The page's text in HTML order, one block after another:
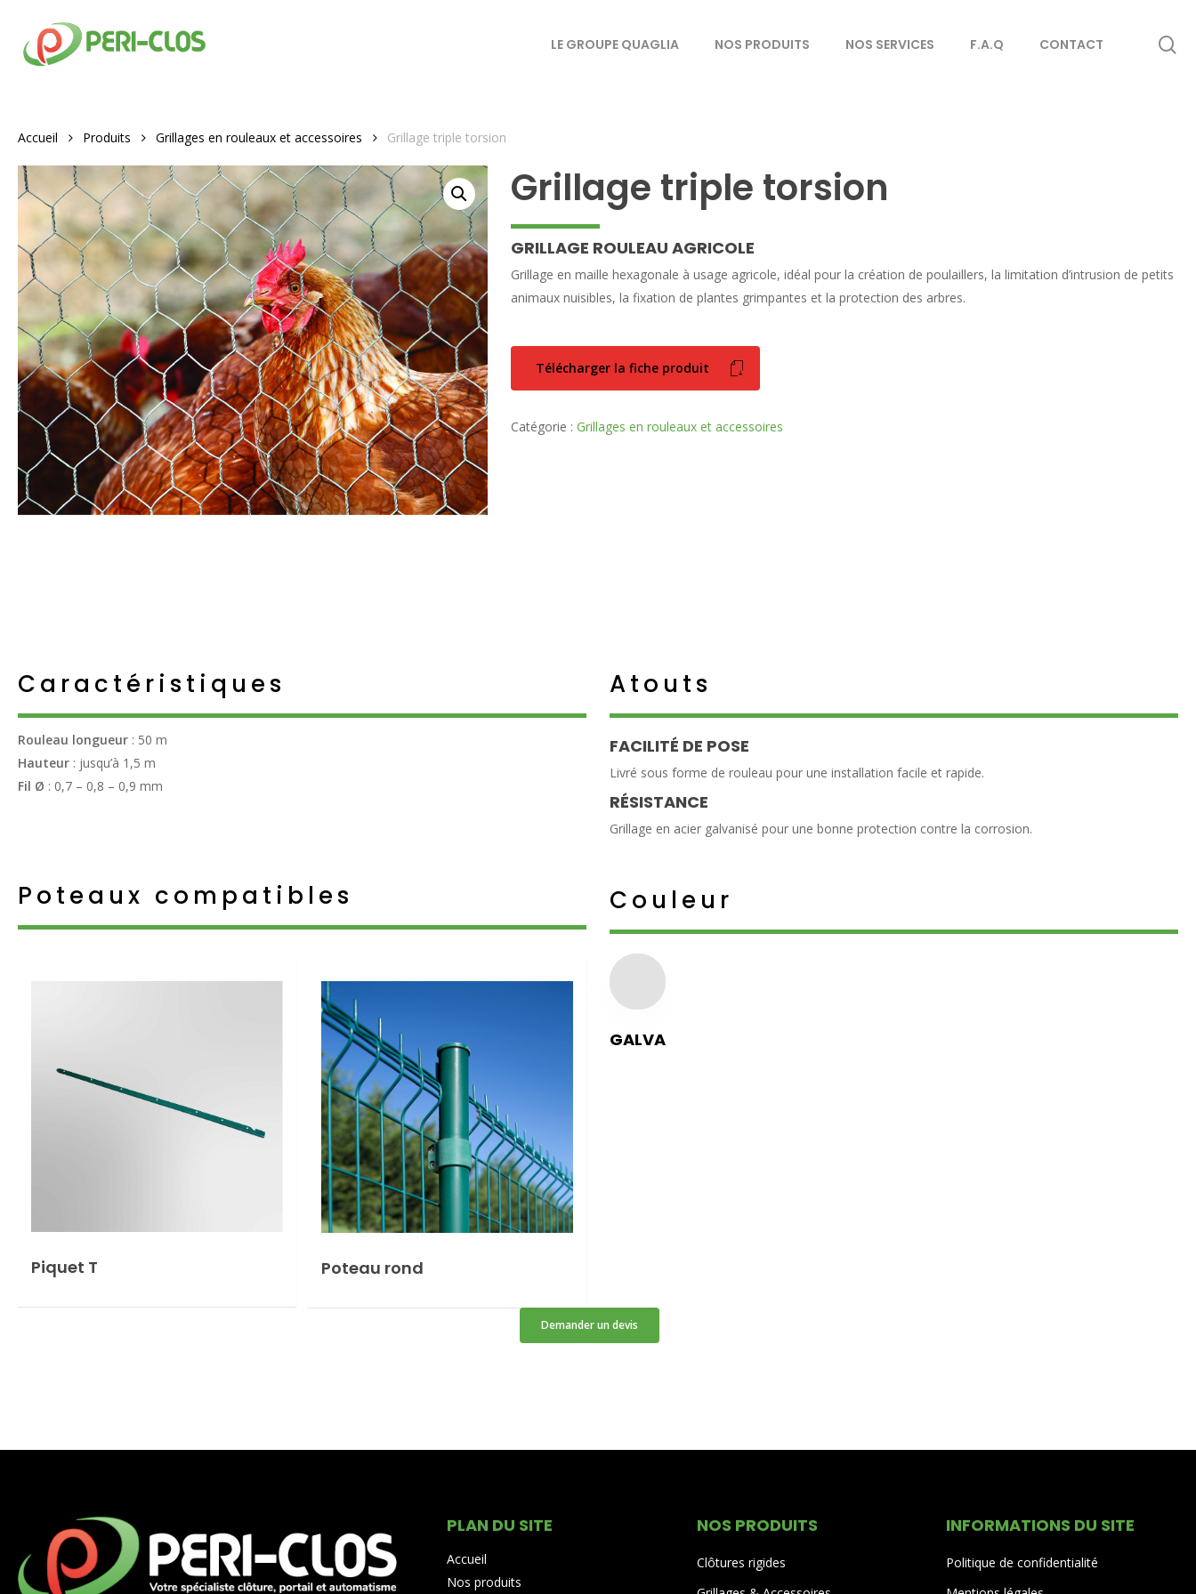
main
LE GROUPE QUAGLIA NOS PRODUITS NOS SERVICES F.A.Q CONTACT
Accueil Produits Grillages en rouleaux et accessoires Grillage triple torsion
Grillage triple torsion
GRILLAGE ROULEAU AGRICOLE
Grillage en maille hexagonale à usage agricole, idéal pour la création de poulaillers, la limitation d’intrusion de petits
animaux nuisibles, la fixation de plantes grimpantes et la protection des arbres.
Télécharger la fiche produit
Catégorie :Grillages en rouleaux et accessoires
Caractéristiques
Rouleau longueur : 50 m
Hauteur : jusqu’à 1,5 m
Fil Ø : 0,7 – 0,8 – 0,9 mm
Poteaux compatibles
Piquet T Poteau rond
Atouts
FACILITÉ DE POSE
Livré sous forme de rouleau pour une installation facile et rapide.
RÉSISTANCE
Grillage en acier galvanisé pour une bonne protection contre la corrosion.
Couleur
GALVA
Demander un devis
PLAN DU SITE
Accueil
Nos produits
NOS PRODUITS
Clôtures rigides
INFORMATIONS DU SITE
Politique de confidentialité